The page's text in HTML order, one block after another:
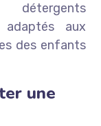
adaptés aux
des enfants
une